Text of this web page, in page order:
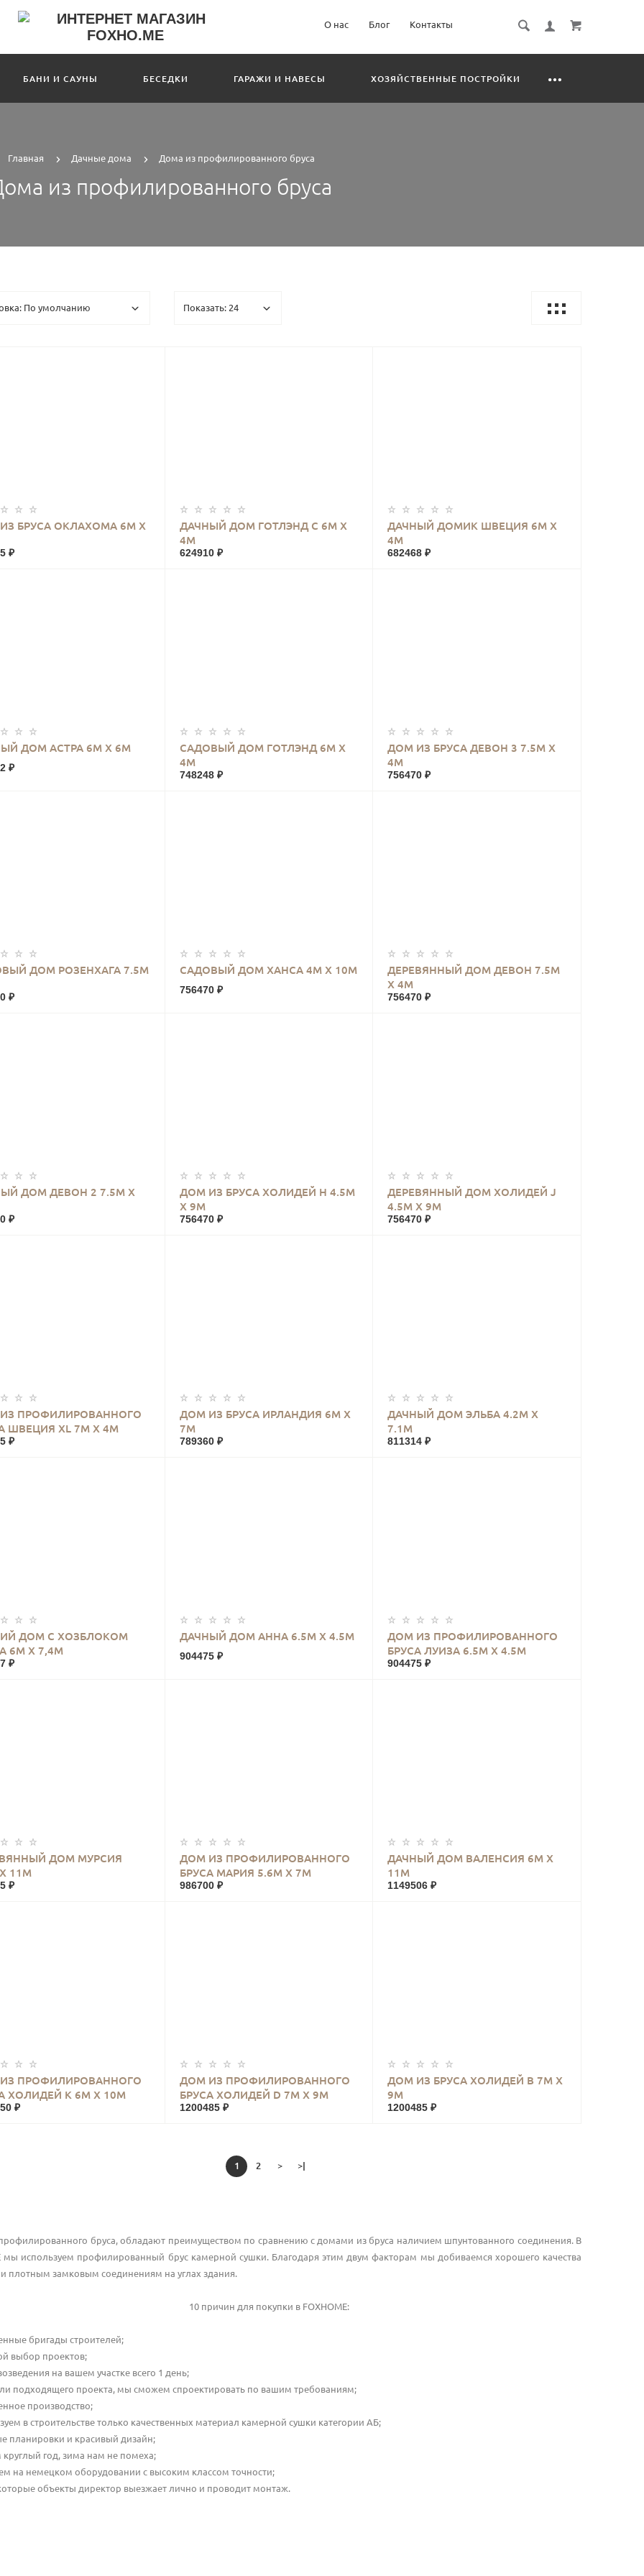
О нас Блог Контакты
БАНИ И САУНЫ БЕСЕДКИ ГАРАЖИ И НАВЕСЫ ХОЗЯЙСТВЕННЫЕ ПОСТРОЙКИ
Главная Дачные дома Дома из профилированного бруса
из профилированного бруса
БРУСА ОКЛАХОМА 6М Х
₽
КУПИТЬ
ДАЧНЫЙ ДОМ ГОТЛЭНД С 6М Х
4М
624910 ₽
КУПИТЬ
ДАЧНЫЙ ДОМИК ШВЕЦИЯ 6М Х
4М
682468 ₽
КУПИТЬ
ДОМ АСТРА 6М Х 6М
₽
КУПИТЬ
САДОВЫЙ ДОМ ГОТЛЭНД 6М Х
4М
748248 ₽
КУПИТЬ
ДОМ ИЗ БРУСА ДЕВОН 3 7.5М Х
4М
756470 ₽
КУПИТЬ
ДОМ РОЗЕНХАГА 7.5М
₽
КУПИТЬ САДОВЫЙ ДОМ ХАНСА 4М Х 10М
756470 ₽
КУПИТЬ
ДЕРЕВЯННЫЙ ДОМ ДЕВОН 7.5М
Х 4М
756470 ₽
КУПИТЬ
ДОМ ДЕВОН 2 7.5М Х
₽
КУПИТЬ
ДОМ ИЗ БРУСА ХОЛИДЕЙ Н 4.5М
Х 9М
756470 ₽
КУПИТЬ
ДЕРЕВЯННЫЙ ДОМ ХОЛИДЕЙ J
4.5М Х 9М
756470 ₽
КУПИТЬ
ПРОФИЛИРОВАННОГО
ШВЕЦИЯ XL 7М Х 4М
₽
КУПИТЬ
ДОМ ИЗ БРУСА ИРЛАНДИЯ 6М Х
7М
789360 ₽
КУПИТЬ
ДАЧНЫЙ ДОМ ЭЛЬБА 4.2М Х
7.1М
811314 ₽
КУПИТЬ
ДОМ С ХОЗБЛОКОМ
6М Х 7,4М
₽
КУПИТЬ ДАЧНЫЙ ДОМ АННА 6.5М Х 4.5М
904475 ₽
КУПИТЬ
ДОМ ИЗ ПРОФИЛИРОВАННОГО
БРУСА ЛУИЗА 6.5М Х 4.5М
904475 ₽
КУПИТЬ
ДОМ МУРСИЯ
11М
₽
КУПИТЬ
ДОМ ИЗ ПРОФИЛИРОВАННОГО
БРУСА МАРИЯ 5.6М Х 7М
986700 ₽
КУПИТЬ
ДАЧНЫЙ ДОМ ВАЛЕНСИЯ 6М Х
11М
1149506 ₽
КУПИТЬ
ПРОФИЛИРОВАННОГО
ХОЛИДЕЙ К 6М Х 10М
₽
КУПИТЬ
ДОМ ИЗ ПРОФИЛИРОВАННОГО
БРУСА ХОЛИДЕЙ D 7М Х 9М
1200485 ₽
КУПИТЬ
ДОМ ИЗ БРУСА ХОЛИДЕЙ В 7М Х
9М
1200485 ₽
КУПИТЬ
1 2 > >|
бруса, обладают преимуществом по сравнению с домами из бруса наличием шпунтованного соединения. В
мы используем профилированный брус камерной сушки. Благодаря этим двум факторам мы добиваемся хорошего качества
и плотным замковым соединениям на углах здания.
10 причин для покупки в FOXHOME:
бригады строителей;
выбор проектов;
на вашем участке всего 1 день;
подходящего проекта, мы сможем спроектировать по вашим требованиям;
производство;
в строительстве только качественных материал камерной сушки категории АБ;
планировки и красивый дизайн;
год, зима нам не помеха;
на немецком оборудовании с высоким классом точности;
объекты директор выезжает лично и проводит монтаж.